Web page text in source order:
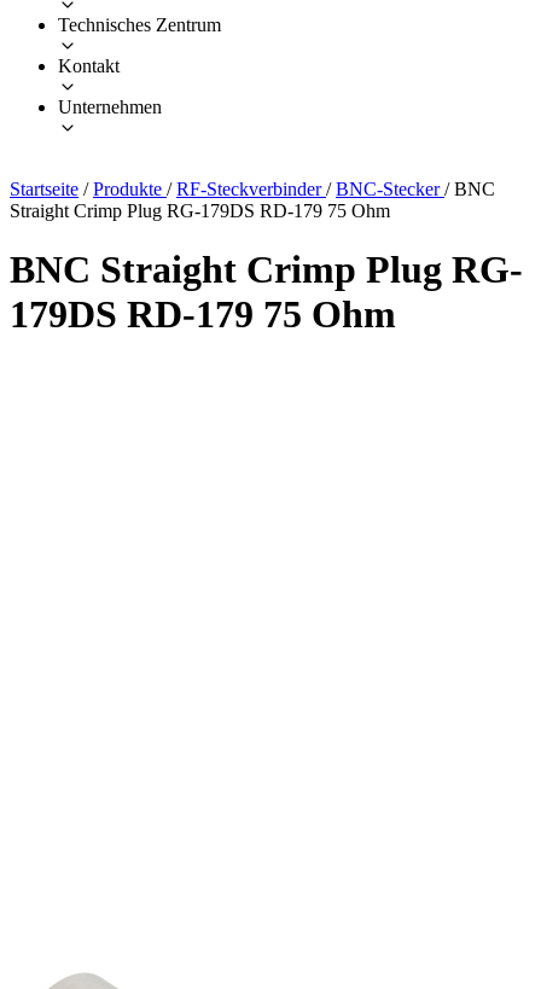
Technisches Zentrum
Kontakt
Unternehmen
Startseite / Produkte / RF-Steckverbinder/ BNC-Stecker/ BNC
Straight Crimp Plug RG-179DS RD-179 75 Ohm
BNC Straight Crimp Plug RG-
179DS RD-179 75 Ohm